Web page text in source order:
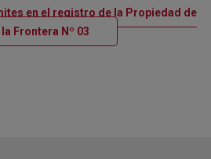
en el registro de la Propiedad de
Frontera Nº 03Ventana nueva